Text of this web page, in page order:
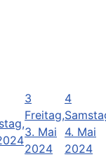
3
Freitag,
3. Mai
2024
4
4. Mai
2024